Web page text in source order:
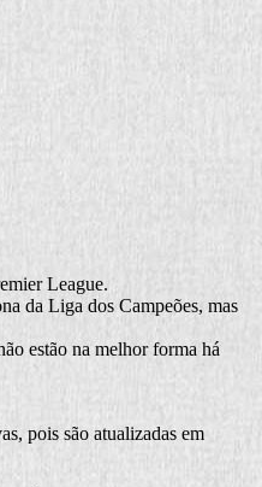
League.
da Liga dos Campeões, mas
estão na melhor forma há
pois são atualizadas em